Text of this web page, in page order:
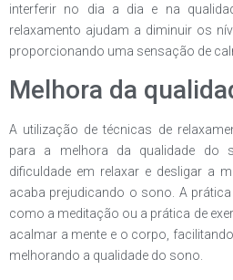
interferir no dia a dia e na
relaxamento ajudam a diminuir os
proporcionando uma sensação de
Melhora da
A utilização de técnicas de
para a melhora da qualidade do
dificuldade em relaxar e desligar a
acaba prejudicando o sono. A
como a meditação ou a prática de
acalmar a mente e o corpo,
melhorando a qualidade do sono.